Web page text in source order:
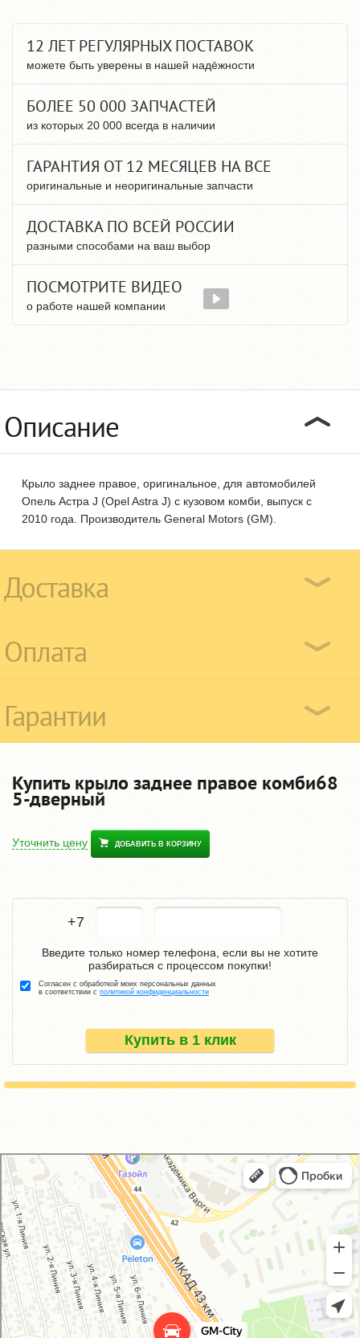
12 ЛЕТ РЕГУЛЯРНЫХ ПОСТАВОК
можете быть уверены в нашей надёжности
БОЛЕЕ 50 000 ЗАПЧАСТЕЙ
из которых 20 000 всегда в наличии
ГАРАНТИЯ ОТ 12 МЕСЯЦЕВ НА ВСЕ
оригинальные и неоригинальные запчасти
ДОСТАВКА ПО ВСЕЙ РОССИИ
разными способами на ваш выбор
ПОСМОТРИТЕ ВИДЕО
о работе нашей компании
Описание
Крыло заднее правое, оригинальное, для автомобилей
Опель Астра J (Opel Astra J) с кузовом комби, выпуск с
2010 года. Производитель General Motors (GM).
Доставка
Оплата
Гарантии
Купить крыло заднее правое комби68
5-дверный
Уточнить цену ДОБАВИТЬ В КОРЗИНУ
+7
Купить в 1 клик
Введите только номер телефона, если вы не хотите
разбираться с процессом покупки!
Согласен с обработкой моих персональных данных
в соответствии с политикой конфиденциальности
GM-City&VAG-Repair
Автосервис, автотехцентр в Москве
Магазин автозапчастей и автотоваров в Москве